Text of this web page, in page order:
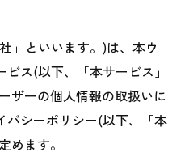
」といいます。)は、本ウ
ス(以下、「本サービス」
ザーの個人情報の取扱いに
バシーポリシー(以下、「本
めます。